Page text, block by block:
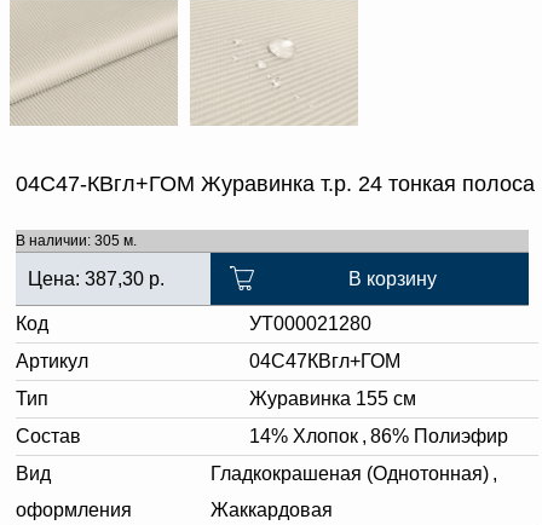
04С47-КВгл+ГОМ Журавинка т.р. 24 тонкая полоса
В наличии: 305 м.
Цена: 387,30 р. В корзину
Код
УТ000021280
Артикул
04C47КВгл+ГОМ
Тип
Журавинка 155 см
Состав
14% Хлопок , 86% Полиэфир
Вид
оформления
Гладкокрашеная (Однотонная) ,
Жаккардовая